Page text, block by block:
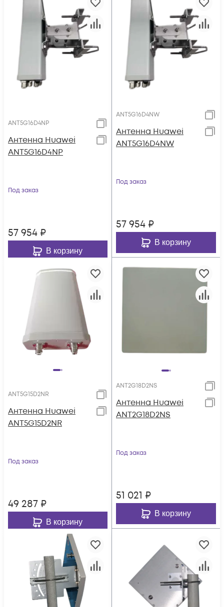
ANT5G16D4NP
Антенна Huawei
ANT5G16D4NP
Под заказ
57 954 ₽
В корзину
ANT5G16D4NW
Антенна Huawei
ANT5G16D4NW
Под заказ
57 954 ₽
В корзину
ANT5G15D2NR
Антенна Huawei
ANT5G15D2NR
Под заказ
49 287 ₽
В корзину
ANT2G18D2NS
Антенна Huawei
ANT2G18D2NS
Под заказ
51 021 ₽
В корзину